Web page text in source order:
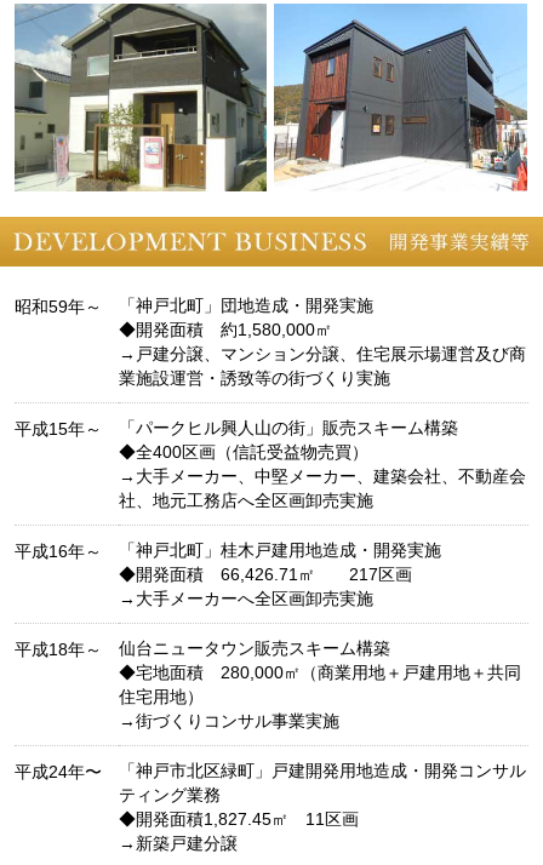
昭和59年～
「神戸北町」団地造成・開発実施
◆開発面積 約1,580,000㎡
→戸建分譲、マンション分譲、住宅展示場運営及び商
業施設運営・誘致等の街づくり実施
平成15年～
「パークヒル興人山の街」販売スキーム構築
◆全400区画（信託受益物売買）
→大手メーカー、中堅メーカー、建築会社、不動産会
社、地元工務店へ全区画卸売実施
平成16年～
「神戸北町」桂木戸建用地造成・開発実施
◆開発面積 66,426.71㎡ 217区画
→大手メーカーへ全区画卸売実施
平成18年～
仙台ニュータウン販売スキーム構築
◆宅地面積 280,000㎡（商業用地＋戸建用地＋共同
住宅用地）
→街づくりコンサル事業実施
平成24年〜
「神戸市北区緑町」戸建開発用地造成・開発コンサル
ティング業務
◆開発面積1,827.45㎡ 11区画
→新築戸建分譲